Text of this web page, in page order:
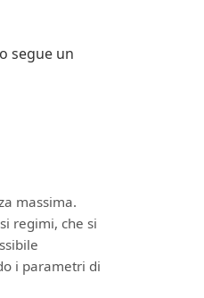
segue un
massima.
regimi, che si
i parametri di